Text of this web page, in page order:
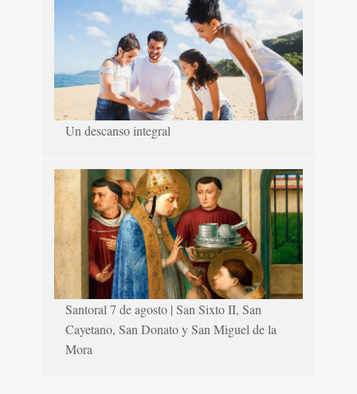
Un descanso integral
Santoral 7 de agosto | San Sixto II, San
Cayetano, San Donato y San Miguel de la
Mora